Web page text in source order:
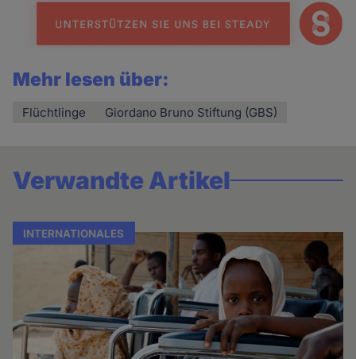
Mehr lesen über:
Flüchtlinge Giordano Bruno Stiftung (GBS)
Verwandte Artikel
INTERNATIONALES